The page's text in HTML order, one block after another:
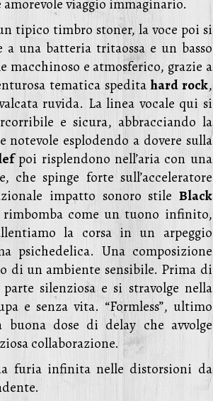
viaggio immaginario.
tipico timbro stoner, la voce poi si
una batteria tritaossa e un basso
e atmosferico, grazie a
tematica spedita hard rock,
ruvida. La linea vocale qui si
e sicura, abbracciando la
esplodendo a dovere sulla
poi risplendono nell’aria con una
spinge forte sull’acceleratore
impatto sonoro stile Black
come un tuono infinito,
la corsa in un arpeggio
psichedelica. Una composizione
di un ambiente sensibile. Prima di
silenziosa e si stravolge nella
e senza vita. “Formless”, ultimo
dose di delay che avvolge
collaborazione.
furia infinita nelle distorsioni da